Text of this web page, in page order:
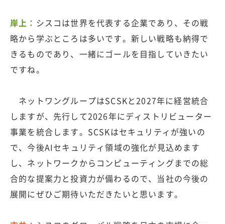
岸上： シスコは世界を代表する企業であり、その戦
略から学ぶところは多いです。新しい戦略も納得で
きるものであり、一緒にゴールを目指していきたい
ですね。
ネットワングループはSCSKと2027年に経営統合
しますが、先行して2026年にディストリビューター
事業を統合します。SCSKはセキュリティが強いの
で、今後AIセキュリティ領域の強化が見込めます
し、ネットワークからコンピューティングまでの総
合的な提案力と投資力が備わるので、当社の今後の
展開にぜひご期待いただきたいと思います。